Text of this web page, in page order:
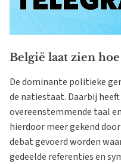
België laat zien
De dominante politieke
de natiestaat. Daarbij
overeenstemmende taal
hierdoor meer gekend
debat gevoerd worden
gedeelde referenties en